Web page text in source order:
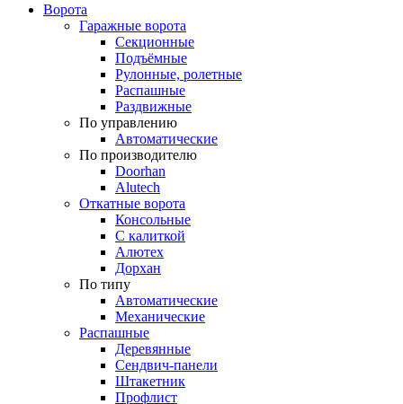
Ворота
Гаражные ворота
Секционные
Подъёмные
Рулонные, ролетные
Распашные
Раздвижные
По управлению
Автоматические
По производителю
Doorhan
Alutech
Откатные ворота
Консольные
С калиткой
Алютех
Дорхан
По типу
Автоматические
Механические
Распашные
Деревянные
Сендвич-панели
Штакетник
Профлист